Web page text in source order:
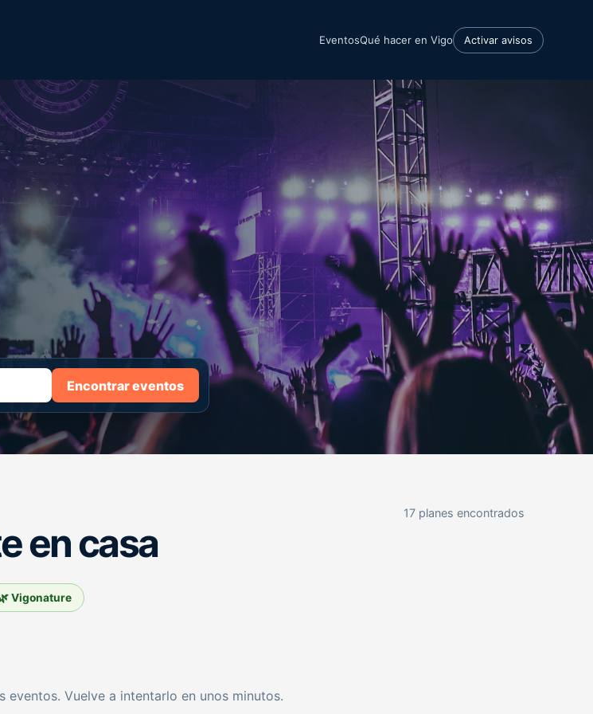
EventosQué hacer en Vigo Activar avisos
Encontrar eventos
en casa
17 planes encontrados
Vigonature
eventos. Vuelve a intentarlo en unos minutos.